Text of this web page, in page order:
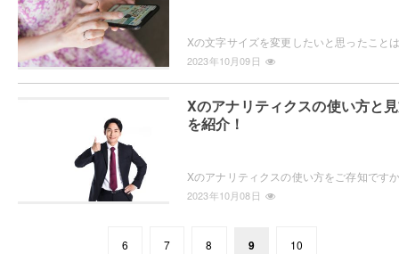
2023年10月09日
Xのアナリティクスの使い方と
を紹介！
2023年10月08日
6 7 8 9 10